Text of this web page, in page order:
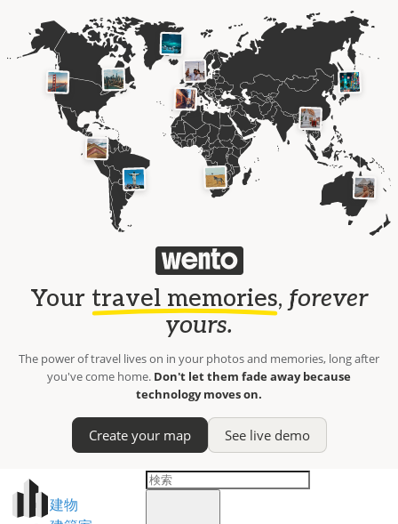
Your travel memories, forever
yours.
The power of travel lives on in your photos and memories, long after
you've come home. Don't let them fade away because
technology moves on.
Create your map See live demo
建物